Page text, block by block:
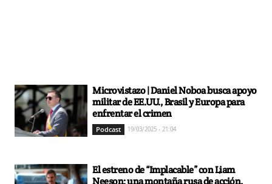
Microvistazo | Daniel Noboa busca apoyo
militar de EE.UU., Brasil y Europa para
enfrentar el crimen
Podcast 19/03/2025 - 21:04
El estreno de “Implacable” con Liam
Neeson: una montaña rusa de acción,